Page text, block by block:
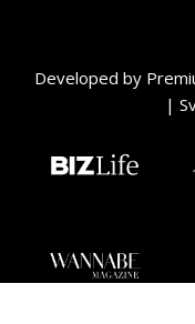
Developed by
|